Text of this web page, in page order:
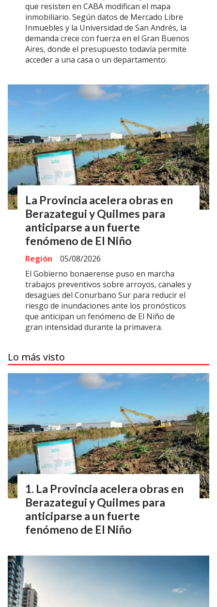
que resisten en CABA modifican el mapa
inmobiliario. Según datos de Mercado Libre
Inmuebles y la Universidad de San Andrés, la
demanda crece con fuerza en el Gran Buenos
Aires, donde el presupuesto todavía permite
acceder a una casa o un departamento.
La Provincia acelera obras en
Berazategui y Quilmes para
anticiparse a un fuerte
fenómeno de El Niño
Región
05/08/2026
El Gobierno bonaerense puso en marcha
trabajos preventivos sobre arroyos, canales y
desagües del Conurbano Sur para reducir el
riesgo de inundaciones ante los pronósticos
que anticipan un fenómeno de El Niño de
gran intensidad durante la primavera.
Lo más visto
La Provincia acelera obras en
Berazategui y Quilmes para
anticiparse a un fuerte
fenómeno de El Niño